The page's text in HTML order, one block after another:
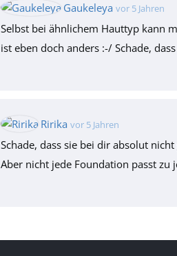
Gaukeleya vor 5 Jahren
Selbst bei ähnlichem Hauttyp kann
ist eben doch anders :-/ Schade,
Ririka vor 5 Jahren
Schade, dass sie bei dir absolut nicht
Aber nicht jede Foundation passt zu